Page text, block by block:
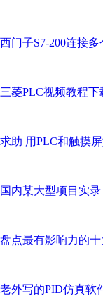
西门子S7-200连接多
三菱PLC视频教程下
求助 用PLC和触摸
国内某大型项目实
盘点最有影响力的十
老外写的PID仿真软